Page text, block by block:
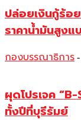
ปล่อยเงินกู้ร้อ
ราคาน้ำมันสูง
กองบรรณาธิการ -
ผุดโปรเจค
ทั้งปีที่บุรีรัมย์